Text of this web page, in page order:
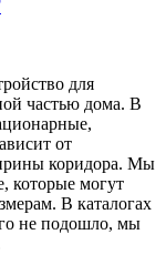
для
частью дома. В
от
коридора. Мы
которые могут
В каталогах
не подошло, мы